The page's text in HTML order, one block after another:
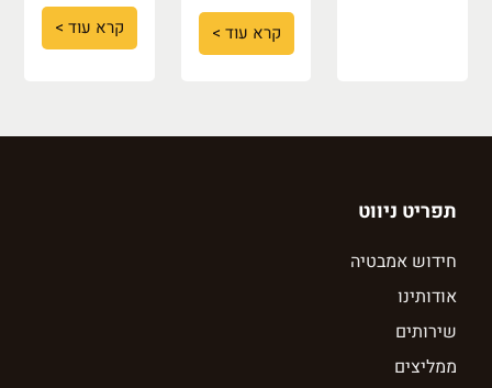
קרא עוד >
קרא עוד >
תפריט ניווט
חידוש אמבטיה
אודותינו
שירותים
ממליצים